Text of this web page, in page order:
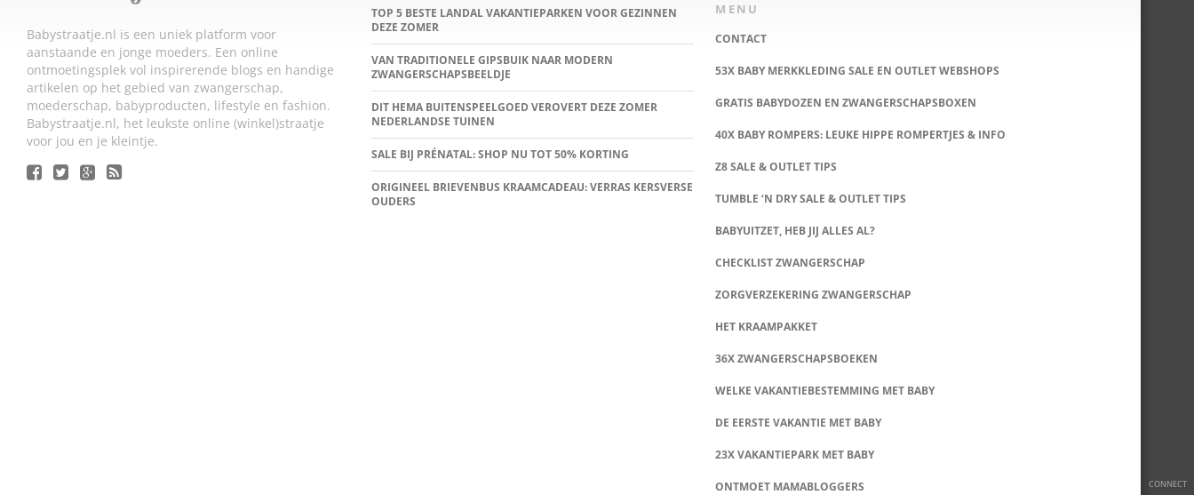
CONNECT
Babystraatje.nl is een uniek platform voor
aanstaande en jonge moeders. Een online
ontmoetingsplek vol inspirerende blogs en handige
artikelen op het gebied van zwangerschap,
moederschap, babyproducten, lifestyle en fashion.
Babystraatje.nl, het leukste online (winkel)straatje
voor jou en je kleintje.
TOP 5 BESTE LANDAL VAKANTIEPARKEN VOOR GEZINNEN
DEZE ZOMER
VAN TRADITIONELE GIPSBUIK NAAR MODERN
ZWANGERSCHAPSBEELDJE
DIT HEMA BUITENSPEELGOED VEROVERT DEZE ZOMER
NEDERLANDSE TUINEN
SALE BIJ PRÉNATAL: SHOP NU TOT 50% KORTING
ORIGINEEL BRIEVENBUS KRAAMCADEAU: VERRAS KERSVERSE
OUDERS
MENU
CONTACT
53X BABY MERKKLEDING SALE EN OUTLET WEBSHOPS
GRATIS BABYDOZEN EN ZWANGERSCHAPSBOXEN
40X BABY ROMPERS: LEUKE HIPPE ROMPERTJES & INFO
Z8 SALE & OUTLET TIPS
TUMBLE ‘N DRY SALE & OUTLET TIPS
BABYUITZET, HEB JIJ ALLES AL?
CHECKLIST ZWANGERSCHAP
ZORGVERZEKERING ZWANGERSCHAP
HET KRAAMPAKKET
36X ZWANGERSCHAPSBOEKEN
WELKE VAKANTIEBESTEMMING MET BABY
DE EERSTE VAKANTIE MET BABY
23X VAKANTIEPARK MET BABY
ONTMOET MAMABLOGGERS